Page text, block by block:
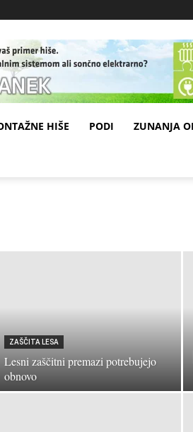
HIŠE PODI ZUNANJA
ZAŠČITA LESA
Lesni zaščitni premazi potrebujejo
obnovo